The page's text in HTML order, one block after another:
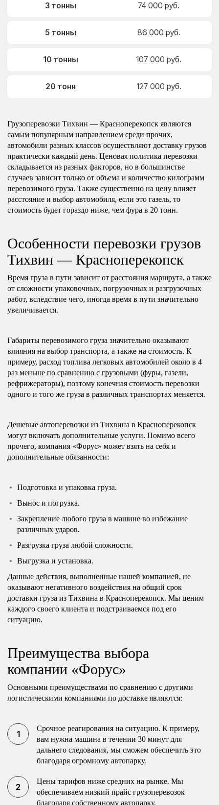
3 тонны 74 000 руб.
5 тонны 86 000 руб.
10 тонны 107 000 руб.
20 тонн 127 000 руб.
Грузоперевозки Тихвин — Красноперекопск являются
самым популярным направлением среди прочих,
автомобили разных классов осуществляют доставку грузов
практически каждый день. Ценовая политика перевозки
складывается из разных факторов, но в большинстве
случаев зависит только от объема и количество килограмм
перевозимого груза. Также существенно на цену влияет
расстояние и выбор автомобиля, если это газель, то
стоимость будет гораздо ниже, чем фура в 20 тонн.
Особенности перевозки грузов
Тихвин — Красноперекопск
Время груза в пути зависит от расстояния маршрута, а также
от сложности упаковочных, погрузочных и разгрузочных
работ, вследствие чего, иногда время в пути значительно
увеличивается.
Габариты перевозимого груза значительно оказывают
влияния на выбор транспорта, а также на стоимость. К
примеру, расход топлива легковых автомобилей около в 4
раз меньше по сравнению с грузовыми (фуры, газели,
рефрижераторы), поэтому конечная стоимость перевозки
одного и того же груза в различных транспортах меняется.
Дешевые автоперевозки из Тихвина в Красноперекопск
могут включать дополнительные услуги. Помимо всего
прочего, компания «Форус» может взять на себя и
дополнительные обязанности:
Подготовка и упаковка груза.
Вынос и погрузка.
Закрепление любого груза в машине во избежание
различных ударов.
Разгрузка груза любой сложности.
Выгрузка и установка.
Данные действия, выполненные нашей компанией, не
оказывают негативного воздействия на общий срок
доставки груза из Тихвина в Красноперекопск. Мы ценим
каждого своего клиента и подстраиваемся под его
ситуацию.
Преимущества выбора
компании «Форус»
Основными преимуществами по сравнению с другими
логистическими компаниями по доставке являются:
Срочное реагирования на ситуацию. К примеру,
вам нужна машина в течении 30 минут для
дальнего следования, мы сможем обеспечить это
благодаря огромному автопарку.
Цены тарифов ниже средних на рынке. Мы
обеспечиваем низкий прайс грузоперевозок
благодаря собственному автопарку.